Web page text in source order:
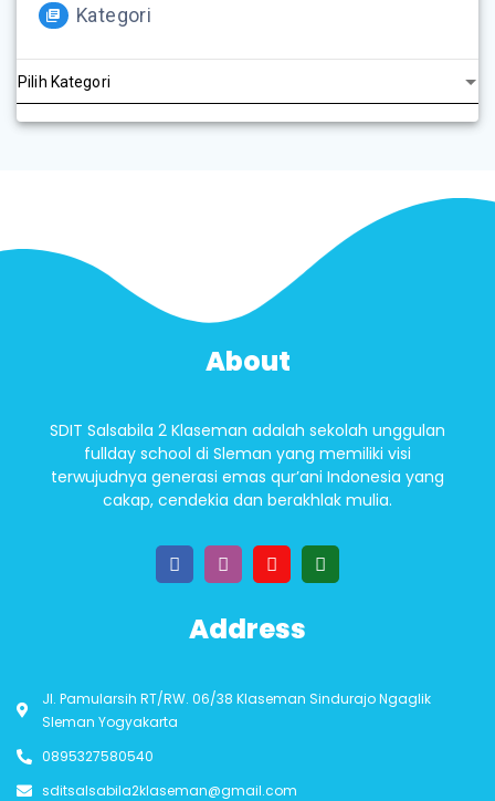
Kategori
About
SDIT Salsabila 2 Klaseman adalah sekolah unggulan
fullday school di Sleman yang memiliki visi
terwujudnya generasi emas qur’ani Indonesia yang
cakap, cendekia dan berakhlak mulia.
Address
Jl. Pamularsih RT/RW. 06/38 Klaseman Sindurajo Ngaglik
Sleman Yogyakarta
0895327580540
sditsalsabila2klaseman@gmail.com